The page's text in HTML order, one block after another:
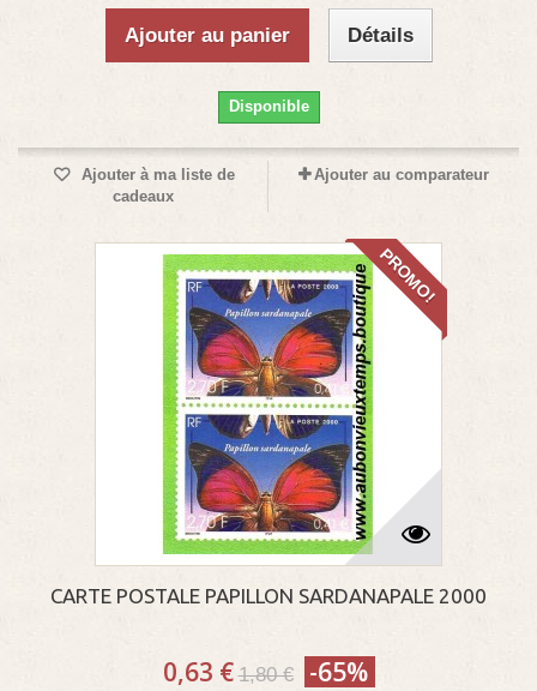
Ajouter au panier Détails
Disponible
Ajouter à ma liste de
cadeaux
Ajouter au comparateur
PROMO!
CARTE POSTALE PAPILLON SARDANAPALE 2000
0,63 € 1,80 € -65%